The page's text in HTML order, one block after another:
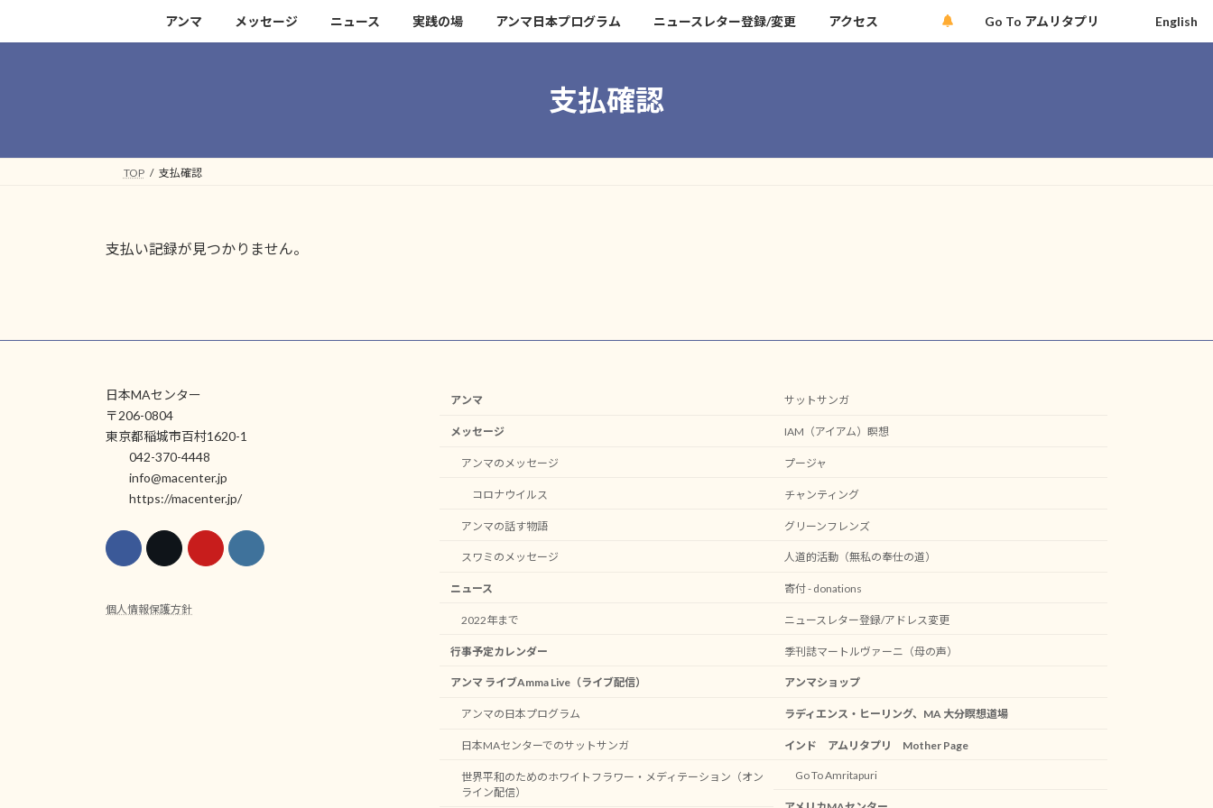
キ
に
アンマ メッセージ ニュース 実践の場 アンマ日本プログラム ニュースレター登録/変更 アクセス Go To アムリタプリ English
支払確認
TOP 支払確認
支払い記録が見つかりません。
日本MAセンター
〒206-0804
東京都稲城市百村1620-1
042-370-4448
info@macenter.jp
https://macenter.jp/
個人情報保護方針
アンマ
メッセージ
アンマのメッセージ
コロナウイルス
アンマの話す物語
スワミのメッセージ
ニュース
2022年まで
行事予定カレンダー
アンマ ライブAmma Live（ライブ配信）
アンマの日本プログラム
日本MAセンターでのサットサンガ
世界平和のためのホワイトフラワー・メディテーション（オン
ライン配信）
サットサンガ
IAM（アイアム）瞑想
プージャ
チャンティング
グリーンフレンズ
人道的活動（無私の奉仕の道）
寄付 - donations
ニュースレター登録/アドレス変更
季刊誌マートルヴァーニ（母の声）
アンマショップ
ラディエンス・ヒーリング、MA 大分瞑想道場
インド アムリタプリ Mother Page
Go To Amritapuri